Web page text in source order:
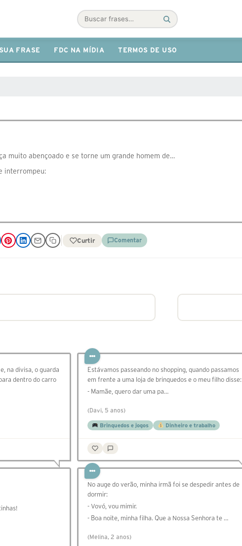
Buscar
FRASE FDC NA MÍDIA TERMOS DE USO
muito abençoado e se torne um grande homem de…
interrompeu:
Curtir Comentar
na divisa, o guarda
dentro do carro
Estávamos passeando no shopping, quando passamos
em frente a uma loja de brinquedos e o meu filho disse:
- Mamãe, quero dar uma pa…
(Davi, 5 anos)
Brinquedos e jogos Dinheiro e trabalho
No auge do verão, minha irmã foi se despedir antes de
dormir:
- Vovó, vou mimir.
- Boa noite, minha filha. Que a Nossa Senhora te …
(Melina, 2 anos)